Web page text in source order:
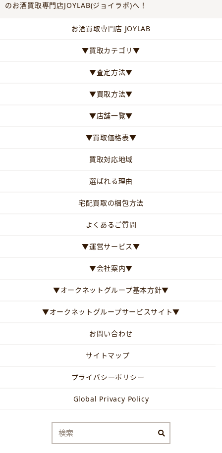
のお酒買取専門店JOYLAB(ジョイラボ)へ！
お酒買取専門店 JOYLAB
▼買取カテゴリ▼
▼査定方法▼
▼買取方法▼
▼店舗一覧▼
▼買取価格表▼
買取対応地域
選ばれる理由
宅配買取の梱包方法
よくあるご質問
▼運営サービス▼
▼会社案内▼
▼オークネットグループ基本方針▼
▼オークネットグループサービスサイト▼
お問い合わせ
サイトマップ
プライバシーポリシー
Global Privacy Policy